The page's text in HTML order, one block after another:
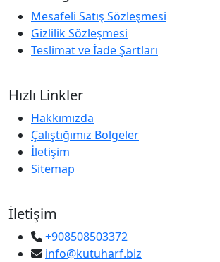
Mesafeli Satış Sözleşmesi
Gizlilik Sözleşmesi
Teslimat ve İade Şartları
Hızlı Linkler
Hakkımızda
Çalıştığımız Bölgeler
İletişim
Sitemap
İletişim
+908508503372
info@kutuharf.biz